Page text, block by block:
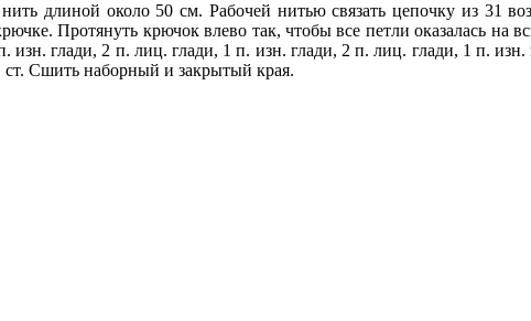
длиной около 50 см. Рабочей нитью связать цепочку из 31
Протянуть крючок влево так, чтобы все петли оказалась
изн. глади, 2 п. лиц. глади, 1 п. изн. глади, 2 п. лиц. глади, 1 п.
ст. Сшить наборный и закрытый края.